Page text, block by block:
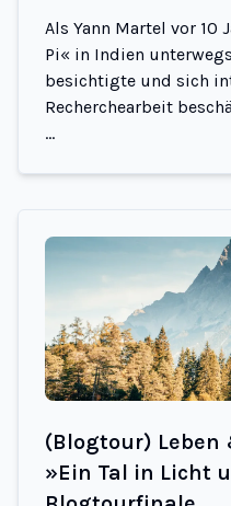
Als Yann Martel vor 10
Pi« in Indien
besichtigte und sich
Recherchearbeit
...
(Blogtour) Leben
»Ein Tal in Licht